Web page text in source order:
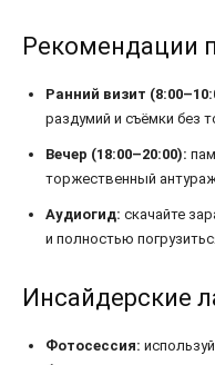
Рекомендации
Ранний визит
раздумий и съёмки без
Вечер (18:00–20:00):
торжественный
Аудиогид: скачайте
и полностью
Инсайдерские
Фотосессия: